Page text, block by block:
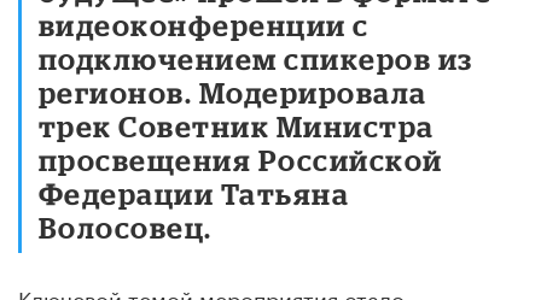
видеоконференции с
подключением спикеров из
регионов. Модерировала
трек Советник Министра
просвещения Российской
Федерации Татьяна
Волосовец.